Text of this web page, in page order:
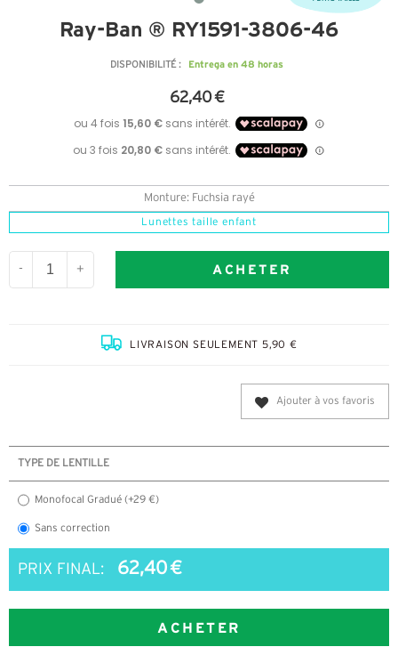
Ray-Ban ® RY1591-3806-46
DISPONIBILITÉ : Entrega en 48 horas
62,40 €
Monture: Fuchsia rayé
Lunettes taille enfant
- + ACHETER
LIVRAISON SEULEMENT 5,90 €
Ajouter à vos favoris
TYPE DE LENTILLE
Monofocal Gradué (+29 €)
Sans correction
PRIX FINAL: 62,40 €
ACHETER